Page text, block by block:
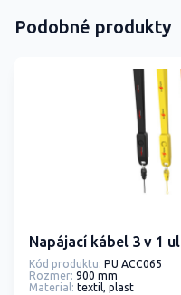
Podobné produkty
Napájací kábel 3 v 1
Kód produktu: PU ACC065
Rozmer: 900 mm
Material: textil, plast